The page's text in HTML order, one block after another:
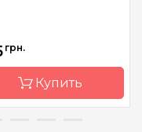
грн.
Купить